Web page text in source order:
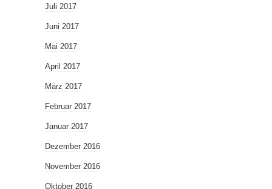
Juli 2017
Juni 2017
Mai 2017
April 2017
März 2017
Februar 2017
Januar 2017
Dezember 2016
November 2016
Oktober 2016